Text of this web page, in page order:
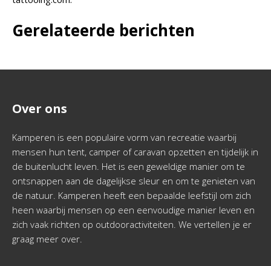
Gerelateerde berichten
Over ons
Kamperen is een populaire vorm van recreatie waarbij
mensen hun tent, camper of caravan opzetten en tijdelijk in
de buitenlucht leven. Het is een geweldige manier om te
ontsnappen aan de dagelijkse sleur en om te genieten van
de natuur. Kamperen heeft een bepaalde leefstijl om zich
heen waarbij mensen op een eenvoudige manier leven en
zich vaak richten op outdooractiviteiten. We vertellen je er
graag meer over.